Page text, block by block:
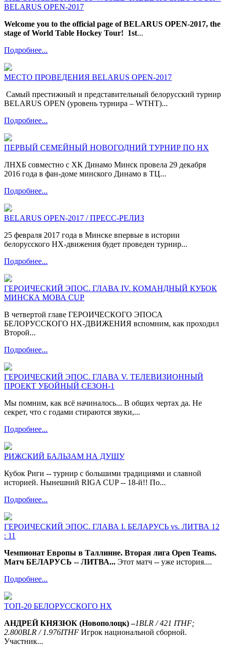
BELARUS OPEN-2017
Welcome you to the official page of BELARUS OPEN-2017, the
stage of World Table Hockey Tour! 1st...
Подробнее...
МЕСТО ПРОВЕДЕНИЯ BELARUS OPEN-2017
Самый престижный и представительный белорусский турнир
BELARUS OPEN (уровень турнира – WTHT)...
Подробнее...
ПЕРВЫЙ СЕМЕЙНЫЙ НОВОГОДНИЙ ТУРНИР ПО НХ
ЛНХБ совместно с ХК Динамо Минск провела 29 декабря
2016 года в фан-доме минского Динамо в ТЦ...
Подробнее...
BELARUS OPEN-2017 / ПРЕСС-РЕЛИЗ
25 февраля 2017 года в Минске впервые в истории
белорусского НХ-движения будет проведен турнир...
Подробнее...
ГЕРОИЧЕСКИЙ ЭПОС. ГЛАВА IV. КОМАНДНЫЙ КУБОК
МИНСКА МОВА CUP
В четвертой главе ГЕРОИЧЕСКОГО ЭПОСА
БЕЛОРУССКОГО НХ-ДВИЖЕНИЯ вспомним, как проходил
Второй...
Подробнее...
ГЕРОИЧЕСКИЙ ЭПОС. ГЛАВА V. ТЕЛЕВИЗИОННЫЙ
ПРОЕКТ УБОЙНЫЙ СЕЗОН-1
Мы помним, как всё начиналось... В общих чертах да. Не
секрет, что с годами стираются звуки,...
Подробнее...
РИЖСКИЙ БАЛЬЗАМ НА ДУШУ
Кубок Риги -- турнир с большими традициями и славной
историей. Нынешний RIGA CUP -- 18-й!! По...
Подробнее...
ГЕРОИЧЕСКИЙ ЭПОС. ГЛАВА I. БЕЛАРУСЬ vs. ЛИТВА 12
: 11
Чемпионат Европы в Таллинне. Вторая лига Open Teams.
Матч БЕЛАРУСЬ -- ЛИТВА... Этот матч -- уже история....
Подробнее...
ТОП-20 БЕЛОРУССКОГО НХ
АНДРЕЙ КНЯЗЮК (Новополоцк) –1BLR / 421 ITHF;
2.800BLR / 1.976ITHF Игрок национальной сборной.
Участник...